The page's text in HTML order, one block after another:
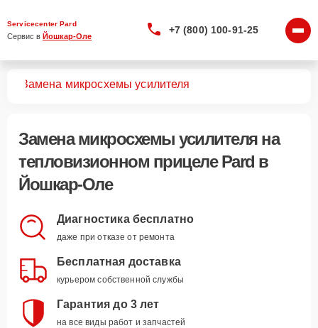
Servicecenter Pard
Сервис в Йошкар-Оле
+7 (800) 100-91-25
Замена микросхемы усилителя
Замена микросхемы усилителяна
тепловизионном прицеле Pard в
Йошкар-Оле
Диагностика бесплатно
даже при отказе от ремонта
Бесплатная доставка
курьером собственной службы
Гарантия до 3 лет
на все виды работ и запчастей